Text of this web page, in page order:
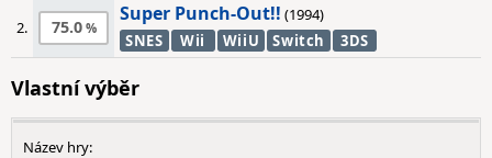
2. 75.0
Super Punch-Out!! (1994)
SNES
Wii WiiU Switch 3DS
Vlastní výběr
Název hry: